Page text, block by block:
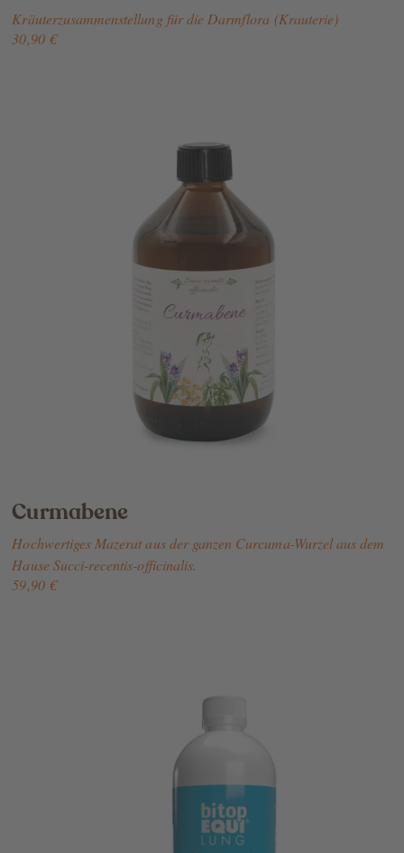
Kräuterzusammenstellung für die Darmflora (Krauterie)
30,90 €
Curmabene
Hochwertiges Mazerat aus der ganzen Curcuma-Wurzel aus dem
Hause Succi-recentis-officinalis.
59,90 €